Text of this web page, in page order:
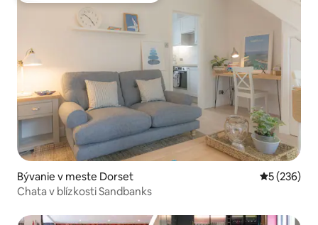
Bývanie v meste Dorset Priemerné
5 (236)
Chata v blízkosti Sandbanks